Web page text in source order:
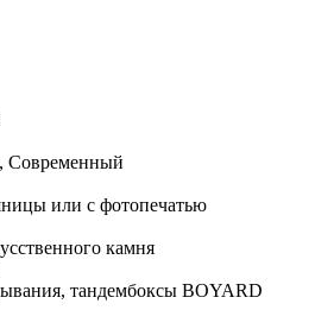
Современный
или с фотопечатью
камня
тандембоксы BOYARD